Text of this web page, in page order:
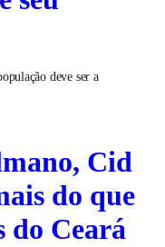
deve ser a
Cid
do que
do Ceará